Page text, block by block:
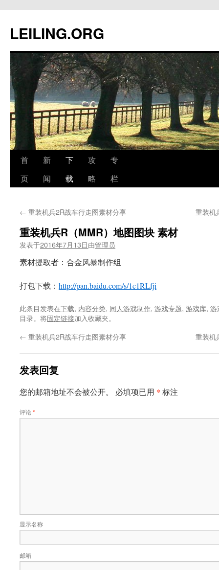
文
LEILING.ORG
首
页
新
闻
下
载
攻
略
专
栏
← 重装机兵2R战车行走图素材分享 重装机
重装机兵R（MMR）地图图块 素材
发表于2016年7月13日由管理员
素材提取者：合金风暴制作组
打包下载： http://pan.baidu.com/s/1c1RLfji
此条目发表在下载, 内容分类, 同人游戏制作, 游戏专题, 游戏库, 游
目录。将固定链接加入收藏夹。
← 重装机兵2R战车行走图素材分享 重装机
发表回复
您的邮箱地址不会被公开。 必填项已用 * 标注
评论*
显示名称
邮箱